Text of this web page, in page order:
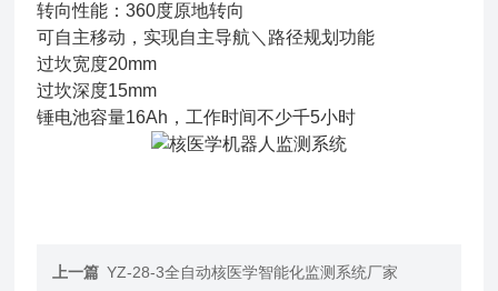
转向性能：360度原地转向
可自主移动，实现自主导航＼路径规划功能
过坎宽度20mm
过坎深度15mm
锤电池容量16Ah，工作时间不少千5小时
上一篇 YZ-28-3全自动核医学智能化监测系统厂家